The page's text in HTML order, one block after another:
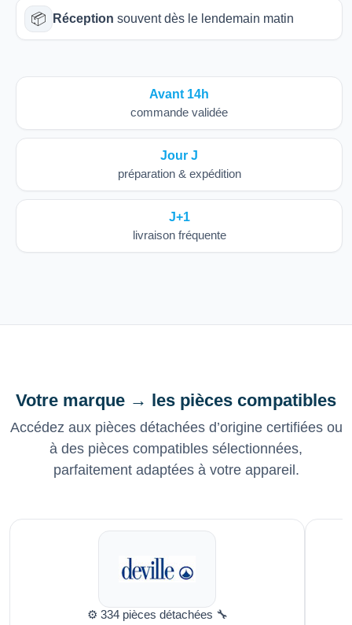
📦 Réception souvent dès le lendemain matin
Avant 14h
commande validée
Jour J
préparation & expédition
J+1
livraison fréquente
Votre marque → les pièces compatibles
Accédez aux pièces détachées d’origine certifiées ou
à des pièces compatibles sélectionnées,
parfaitement adaptées à votre appareil.
⚙️ 334 pièces détachées 🔧